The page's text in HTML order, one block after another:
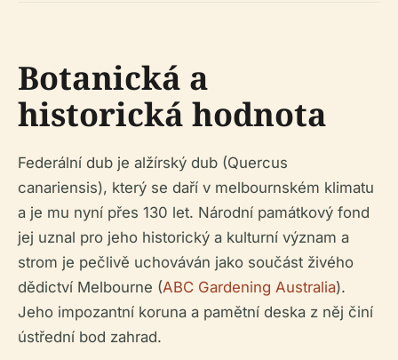
Botanická a
historická hodnota
Federální dub je alžírský dub (Quercus
canariensis), který se daří v melbournském klimatu
a je mu nyní přes 130 let. Národní památkový fond
jej uznal pro jeho historický a kulturní význam a
strom je pečlivě uchováván jako součást živého
dědictví Melbourne (ABC Gardening Australia).
Jeho impozantní koruna a pamětní deska z něj činí
ústřední bod zahrad.